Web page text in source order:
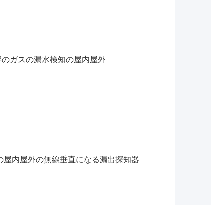
ガスの漏水検知の屋内屋外
内屋外の無線垂直になる漏出探知器